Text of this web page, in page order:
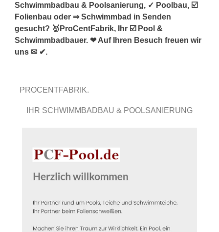
Schwimmbadbau & Poolsanierung, ✓ Poolbau, ☑️
Folienbau oder ⇒ Schwimmbad in Senden
gesucht? 🥇ProCentFabrik, Ihr ☑️ Pool &
Schwimmbadbauer. ❤ Auf Ihren Besuch freuen wir
uns ✉ ✔.
PROCENTFABRIK.
IHR SCHWIMMBADBAU & POOLSANIERUNG